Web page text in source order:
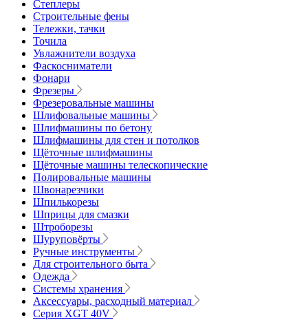
Степлеры
Строительные фены
Тележки, тачки
Точила
Увлажнители воздуха
Фаскосниматели
Фонари
Фрезеры
Фрезеровальные машины
Шлифовальные машины
Шлифмашины по бетону
Шлифмашины для стен и потолков
Щёточные шлифмашины
Щёточные машины телескопические
Полировальные машины
Швонарезчики
Шпилькорезы
Шприцы для смазки
Штроборезы
Шуруповёрты
Ручные инструменты
Для строительного быта
Одежда
Системы хранения
Аксессуары, расходный материал
Серия XGT 40V